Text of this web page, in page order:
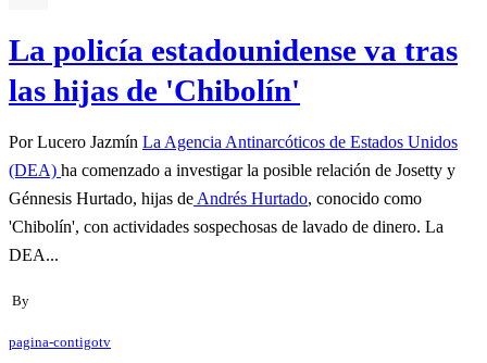
La policía estadounidense va tras
las hijas de 'Chibolín'
Por Lucero Jazmín La Agencia Antinarcóticos de Estados Unidos
(DEA) ha comenzado a investigar la posible relación de Josetty y
Génnesis Hurtado, hijas de Andrés Hurtado, conocido como
'Chibolín', con actividades sospechosas de lavado de dinero. La
DEA...
By
pagina-contigotv